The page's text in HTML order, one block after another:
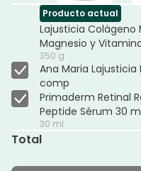
Producto actual
Lajusticia Colágeno
Magnesio y
350 g
Ana Maria Lajusticia
comp
Primaderm Retinal
Peptide Sérum 30
30 ml
Total